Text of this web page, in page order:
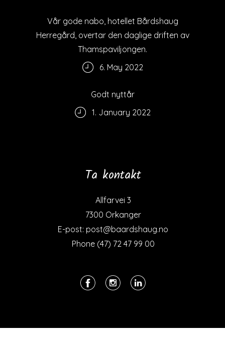
Vår gode nabo, hotellet Bårdshaug
Herregård, overtar den daglige driften av
Thamspaviljongen.
6. May 2022
Godt nyttår
1. January 2022
Ta kontakt
Allfarvei 3
7300 Orkanger
E-post: post@baardshaug.no
Phone (47) 72 47 99 00